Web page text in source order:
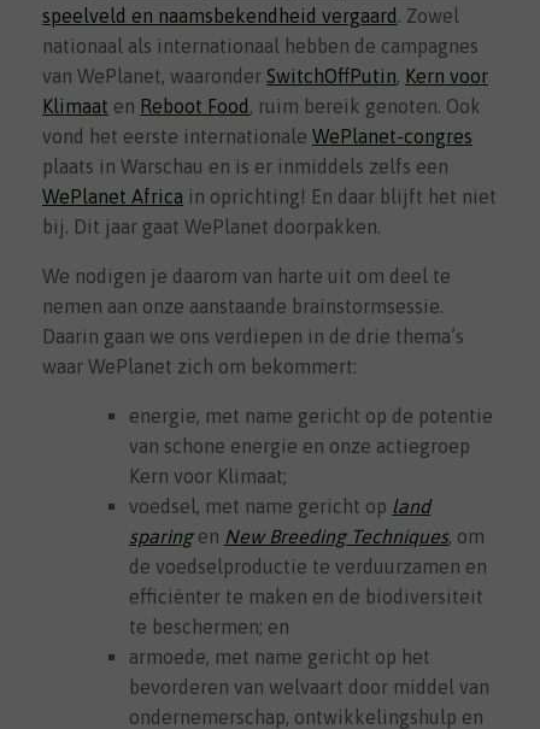
speelveld en naamsbekendheid vergaard . Zowel
nationaal als internationaal hebben de campagnes
van WePlanet, waaronder SwitchOffPutin, Kern voor
Klimaat en Reboot Food , ruim bereik genoten. Ook
vond het eerste internationale WePlanet-congres
plaats in Warschau en is er inmiddels zelfs een
WePlanet Africa in oprichting! En daar blijft het niet
bij. Dit jaar gaat WePlanet doorpakken.
We nodigen je daarom van harte uit om deel te
nemen aan onze aanstaande brainstormsessie.
Daarin gaan we ons verdiepen in de drie thema’s
waar WePlanet zich om bekommert:
energie, met name gericht op de potentie
van schone energie en onze actiegroep
Kern voor Klimaat;
voedsel, met name gericht op land
sparing en New Breeding Techniques, om
de voedselproductie te verduurzamen en
efficiënter te maken en de biodiversiteit
te beschermen; en
armoede, met name gericht op het
bevorderen van welvaart door middel van
ondernemerschap, ontwikkelingshulp en